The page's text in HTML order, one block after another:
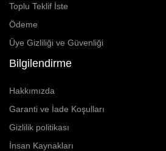
Toplu Teklif İste
Ödeme
Üye Gizliliği ve Güvenliği
Bilgilendirme
Hakkımızda
Garanti ve İade Koşulları
Gizlilik politikası
İnsan Kaynakları